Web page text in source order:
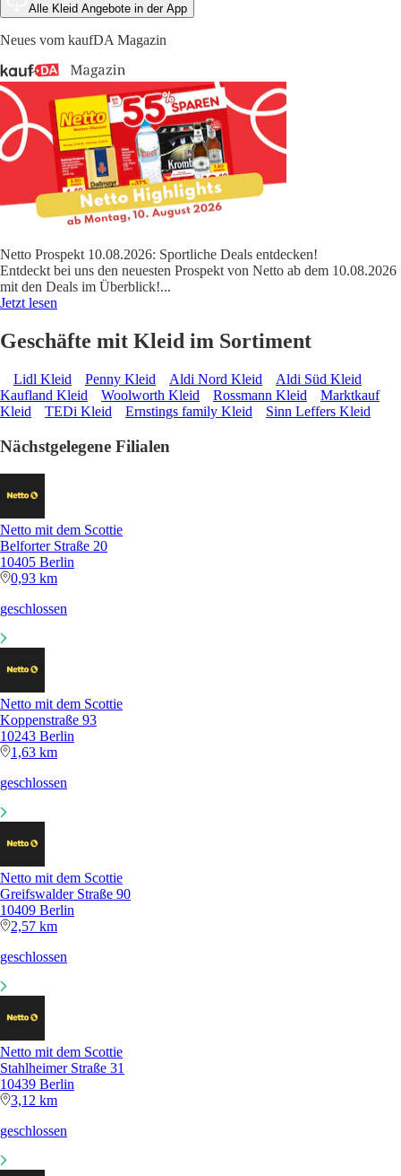
Alle Kleid Angebote in der App
Neues vom kaufDA Magazin
Netto Prospekt 10.08.2026: Sportliche Deals entdecken!
Entdeckt bei uns den neuesten Prospekt von Netto ab dem 10.08.2026
mit den Deals im Überblick!...
Jetzt lesen
Geschäfte mit Kleid im Sortiment
Lidl Kleid Penny Kleid Aldi Nord Kleid
Aldi Süd Kleid
Kaufland Kleid
Woolworth Kleid Rossmann Kleid
Marktkauf
Kleid
TEDi Kleid Ernstings family Kleid Sinn Leffers Kleid
Nächstgelegene Filialen
Netto mit dem Scottie
Belforter Straße 20
10405 Berlin
0,93 km
geschlossen
Netto mit dem Scottie
Koppenstraße 93
10243 Berlin
1,63 km
geschlossen
Netto mit dem Scottie
Greifswalder Straße 90
10409 Berlin
2,57 km
geschlossen
Netto mit dem Scottie
Stahlheimer Straße 31
10439 Berlin
3,12 km
geschlossen